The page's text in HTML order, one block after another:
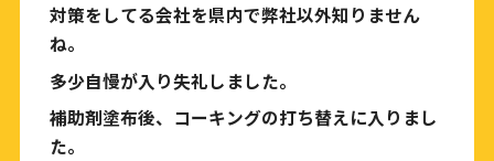
対策をしてる会社を県内で弊社以外知りません
ね。
多少自慢が入り失礼しました。
補助剤塗布後、コーキングの打ち替えに入りまし
た。